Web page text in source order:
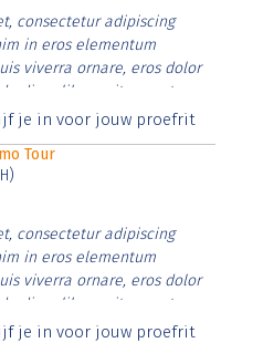
consectetur adipiscing
in eros elementum
viverra ornare, eros dolor
diam libero vitae erat.
cursus id rutrum lorem
je in voor jouw proefrit
Tour
consectetur adipiscing
in eros elementum
viverra ornare, eros dolor
diam libero vitae erat.
cursus id rutrum lorem
je in voor jouw proefrit